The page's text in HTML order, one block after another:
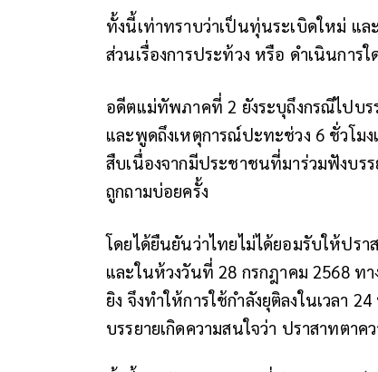
ทั้งนี้เท่าทราบว่าเป็นทุ่นระเบิดใหม่ แล
ส่วนเรื่องการประท้วง หรือ ดำเนินกา
อดีตแม่ทัพภาคที่ 2 ยังระบุถึงกรณีไปบ
และพูดถึงเหตุการณ์ปะทะช่วง 6 ชั่วโม
สืบเนื่องจากมีประชาชนที่มาร่วมฟังบร
ถูกถามบ่อยครั้ง
โดยได้ยืนยันว่าไทยไม่ได้ยอมรับให้ปร
และในห้วงวันที่ 28 กรกฎาคม 2568 ท
ยิง จึงทำให้การใช้กำลังยุติลงในเวลา
บรรยายเกิดความสนใจว่า ปราสาทตาค